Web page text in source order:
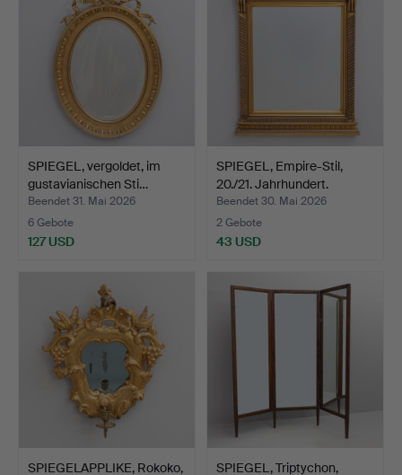
SPIEGEL, vergoldet, im
gustavianischen Sti…
Beendet 31. Mai 2026
6 Gebote
127 USD
SPIEGEL, Empire-Stil,
20./21. Jahrhundert.
Beendet 30. Mai 2026
2 Gebote
43 USD
SPIEGELAPPLIKE, Rokoko,
SPIEGEL, Triptychon,